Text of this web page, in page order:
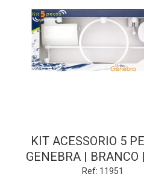
KIT ACESSORIO 5
GENEBRA | BRANCO
Ref: 11951